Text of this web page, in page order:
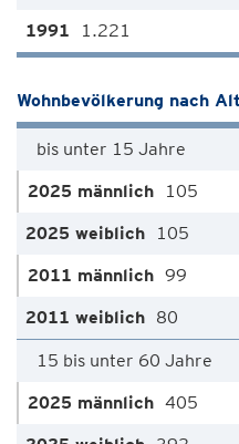
1.221
Wohnbevölkerung nach
bis unter 15 Jahre
105
105
99
80
15 bis unter 60 Jahre
405